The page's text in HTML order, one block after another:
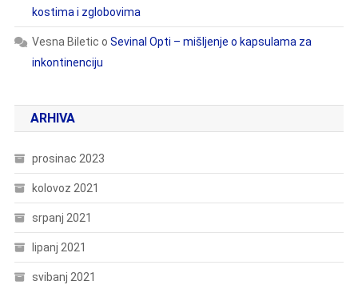
kostima i zglobovima
Vesna Biletic o Sevinal Opti – mišljenje o kapsulama za
inkontinenciju
ARHIVA
prosinac 2023
kolovoz 2021
srpanj 2021
lipanj 2021
svibanj 2021